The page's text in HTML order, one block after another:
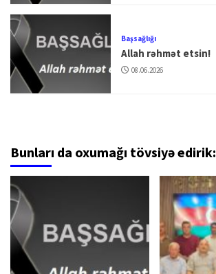
Başsağlığı
Allah rəhmət etsin!
08.06.2026
Bunları da oxumağı tövsiyə edirik: